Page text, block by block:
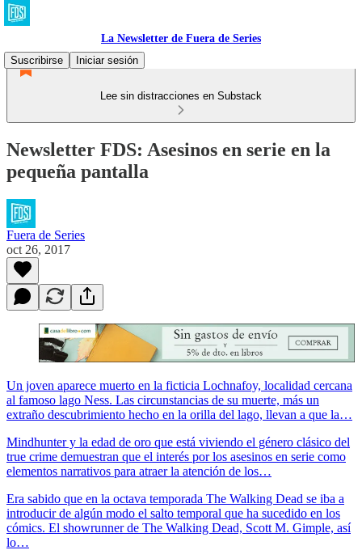
La Newsletter de Fuera de Series
Suscribirse
Iniciar sesión
Lee sin distracciones en Substack
Newsletter FDS: Asesinos en serie en la
pequeña pantalla
Fuera de Series
oct 26, 2017
Un joven aparece muerto en la ficticia Lochnafoy, localidad cercana
al famoso lago Ness. Las circunstancias de su muerte, más un
extraño descubrimiento hecho en la orilla del lago, llevan a que la…
Mindhunter y la edad de oro que está viviendo el género clásico del
true crime demuestran que el interés por los asesinos en serie como
elementos narrativos para atraer la atención de los…
Era sabido que en la octava temporada The Walking Dead se iba a
introducir de algún modo el salto temporal que ha sucedido en los
cómics. El showrunner de The Walking Dead, Scott M. Gimple, así
lo…